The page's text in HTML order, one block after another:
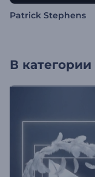
Patrick Stephens
В категории